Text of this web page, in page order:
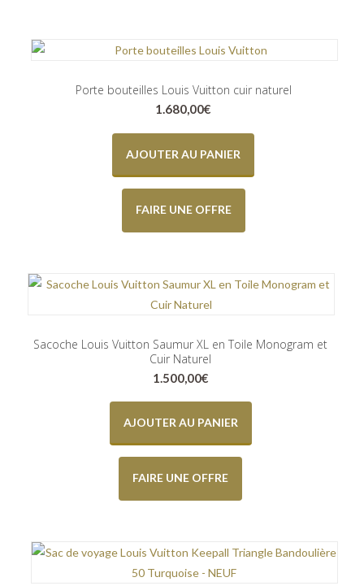
Porte bouteilles Louis Vuitton cuir naturel
1.680,00€
AJOUTER AU PANIER
FAIRE UNE OFFRE
Sacoche Louis Vuitton Saumur XL en Toile Monogram et
Cuir Naturel
1.500,00€
AJOUTER AU PANIER
FAIRE UNE OFFRE